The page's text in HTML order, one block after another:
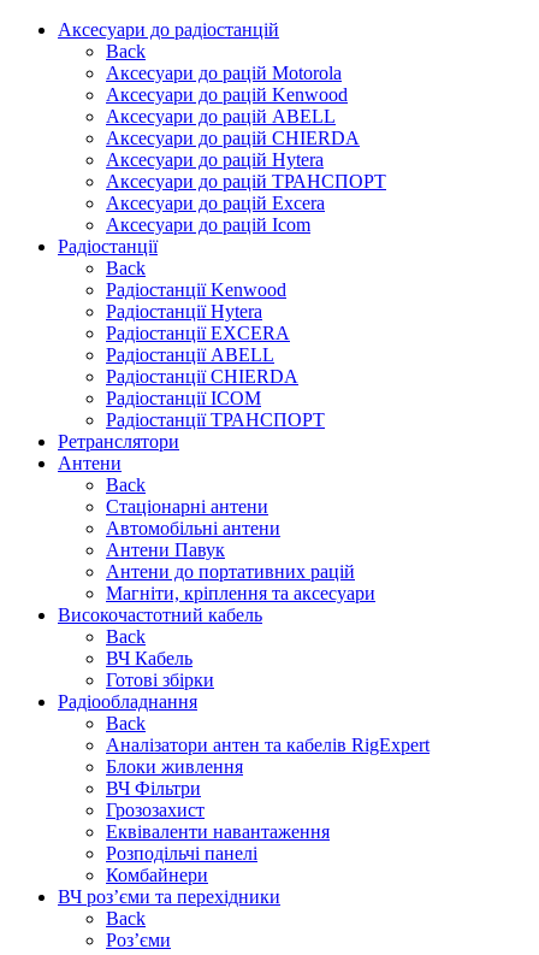
Аксесуари до радіостанцій
Back
Аксесуари до рацій Motorola
Аксесуари до рацій Kenwood
Аксесуари до рацій ABELL
Аксесуари до рацій CHIERDA
Аксесуари до рацій Hytera
Аксесуари до рацій ТРАНСПОРТ
Аксесуари до рацій Excera
Аксесуари до рацій Icom
Радіостанції
Back
Радіостанції Kenwood
Радіостанції Hytera
Радіостанції EXCERA
Радіостанції ABELL
Радіостанції CHIERDA
Радіостанції ICOM
Радіостанції ТРАНСПОРТ
Ретранслятори
Антени
Back
Стаціонарні антени
Автомобільні антени
Антени Павук
Антени до портативних рацій
Магніти, кріплення та аксесуари
Високочастотний кабель
Back
ВЧ Кабель
Готові збірки
Радіообладнання
Back
Аналізатори антен та кабелів RigExpert
Блоки живлення
ВЧ Фільтри
Грозозахист
Еквіваленти навантаження
Розподільчі панелі
Комбайнери
ВЧ роз’єми та перехідники
Back
Роз’єми